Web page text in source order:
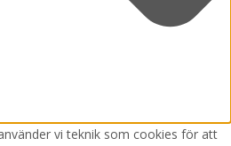
vi teknik som cookies för att